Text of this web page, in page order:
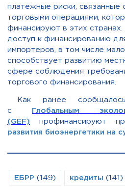
платежные риски,
торговыми операциями,
финансируют в этих странах.
доступ к финансированию
импортеров, в том числе
способствует развитию
сфере соблюдения
торгового финансирования.
Как ранее
с
Глобальным
(GEF) профинансируют
развития биоэнергетики на
ЕБРР (149) кредиты (141)